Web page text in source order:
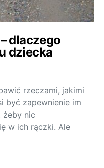
dlaczego
dziecka
rzeczami, jakimi
być zapewnienie im
żeby nic
w ich rączki. Ale